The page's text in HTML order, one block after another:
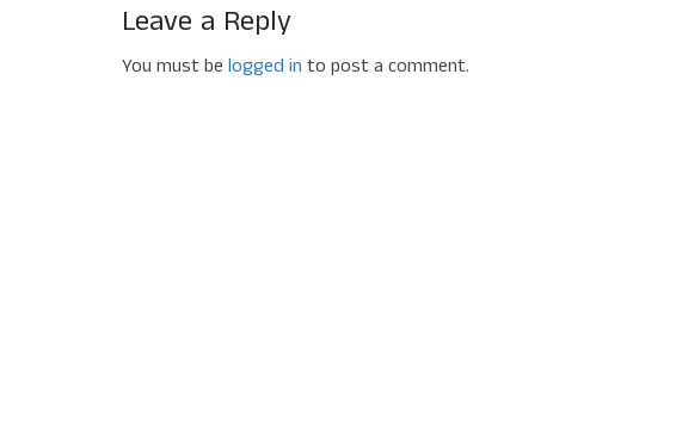
Leave a Reply
You must be logged in to post a comment.